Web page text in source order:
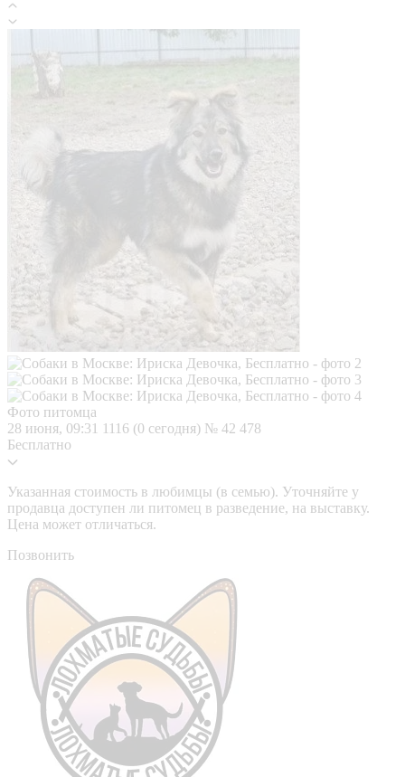
Фото питомца
28 июня, 09:31 1116 (0 сегодня) № 42 478
Бесплатно
Указанная стоимость в любимцы (в семью). Уточняйте у
продавца доступен ли питомец в разведение, на выставку.
Цена может отличаться.
Позвонить